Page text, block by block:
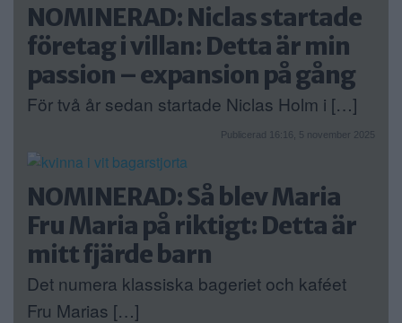
NOMINERAD: Niclas startade
företag i villan: Detta är min
passion – expansion på gång
För två år sedan startade Niclas Holm i […]
Publicerad 16:16, 5 november 2025
NOMINERAD: Så blev Maria
Fru Maria på riktigt: Detta är
mitt fjärde barn
Det numera klassiska bageriet och kaféet
Fru Marias […]